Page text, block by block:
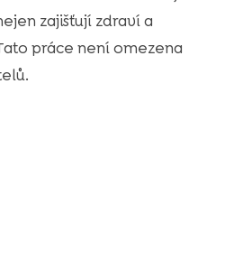
zajišťují zdraví a
práce není omezena